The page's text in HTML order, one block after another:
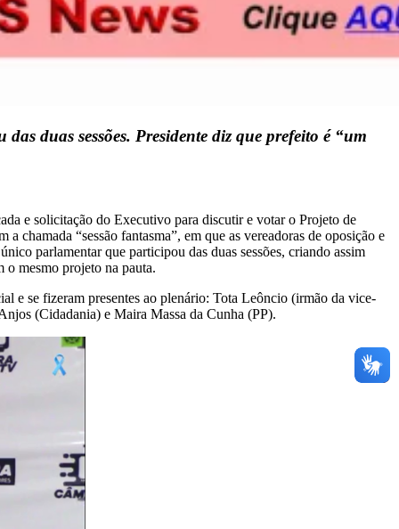
duas sessões. Presidente diz que prefeito é “um
e solicitação do Executivo para discutir e votar o Projeto de
chamada “sessão fantasma”, em que as vereadoras de oposição e
parlamentar que participou das duas sessões, criando assim
o mesmo projeto na pauta.
e se fizeram presentes ao plenário: Tota Leôncio (irmão da vice-
(Cidadania) e Maira Massa da Cunha (PP).